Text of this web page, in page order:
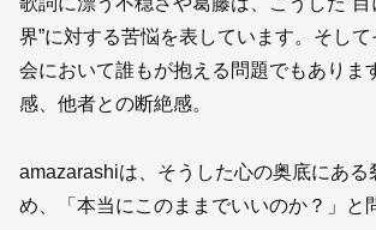
界”に対する苦悩を表しています。そし
会において誰もが抱える問題でもありま
感、他者との断絶感。
amazarashiは、そうした心の奥底にある
め、「本当にこのままでいいのか？」と